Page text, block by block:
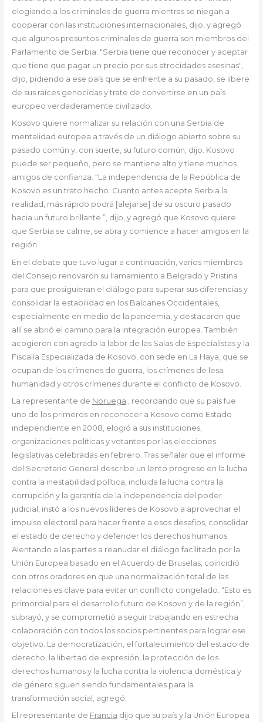
elogiando a los criminales de guerra mientras se niegan a
cooperar con las instituciones internacionales, dijo, y agregó
que algunos presuntos criminales de guerra son miembros del
Parlamento de Serbia. "Serbia tiene que reconocer y aceptar
que tiene que pagar un precio por sus atrocidades asesinas",
dijo, pidiendo a ese país que se enfrente a su pasado, se libere
de sus raíces genocidas y trate de convertirse en un país
europeo verdaderamente civilizado.
Kosovo quiere normalizar su relación con una Serbia de
mentalidad europea a través de un diálogo abierto sobre su
pasado común y, con suerte, su futuro común, dijo. Kosovo
puede ser pequeño, pero se mantiene alto y tiene muchos
amigos de confianza. “La independencia de la República de
Kosovo es un trato hecho. Cuanto antes acepte Serbia la
realidad, más rápido podrá [alejarse] de su oscuro pasado
hacia un futuro brillante ”, dijo, y agregó que Kosovo quiere
que Serbia se calme, se abra y comience a hacer amigos en la
región.
En el debate que tuvo lugar a continuación, varios miembros
del Consejo renovaron su llamamiento a Belgrado y Pristina
para que prosiguieran el diálogo para superar sus diferencias y
consolidar la estabilidad en los Balcanes Occidentales,
especialmente en medio de la pandemia, y destacaron que
allí se abrió el camino para la integración europea. También
acogieron con agrado la labor de las Salas de Especialistas y la
Fiscalía Especializada de Kosovo, con sede en La Haya, que se
ocupan de los crímenes de guerra, los crímenes de lesa
humanidad y otros crímenes durante el conflicto de Kosovo.
La representante de Noruega , recordando que su país fue
uno de los primeros en reconocer a Kosovo como Estado
independiente en 2008, elogió a sus instituciones,
organizaciones políticas y votantes por las elecciones
legislativas celebradas en febrero. Tras señalar que el informe
del Secretario General describe un lento progreso en la lucha
contra la inestabilidad política, incluida la lucha contra la
corrupción y la garantía de la independencia del poder
judicial, instó a los nuevos líderes de Kosovo a aprovechar el
impulso electoral para hacer frente a esos desafíos, consolidar
el estado de derecho y defender los derechos humanos.
Alentando a las partes a reanudar el diálogo facilitado por la
Unión Europea basado en el Acuerdo de Bruselas, coincidió
con otros oradores en que una normalización total de las
relaciones es clave para evitar un conflicto congelado. “Esto es
primordial para el desarrollo futuro de Kosovo y de la región”,
subrayó, y se comprometió a seguir trabajando en estrecha
colaboración con todos los socios pertinentes para lograr ese
objetivo. La democratización, el fortalecimiento del estado de
derecho, la libertad de expresión, la protección de los
derechos humanos y la lucha contra la violencia doméstica y
de género siguen siendo fundamentales para la
transformación social, agregó.
El representante de Francia dijo que su país y la Unión Europea